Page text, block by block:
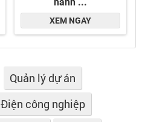
Quản lý dự án
Điện công nghiệp